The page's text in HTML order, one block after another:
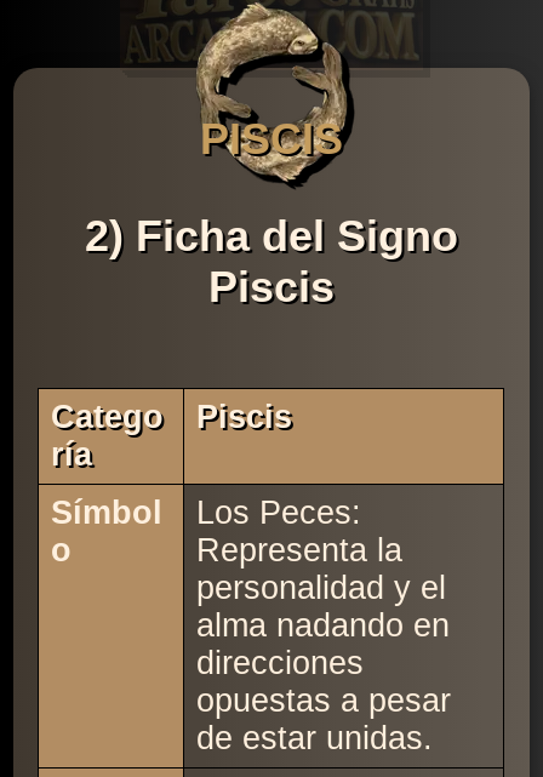
PISCIS
2) Ficha del Signo
Piscis
Catego
Ría
Piscis
Símbol
o
Los Peces:
Representa la
personalidad y el
alma nadando en
direcciones
opuestas a pesar
de estar unidas.